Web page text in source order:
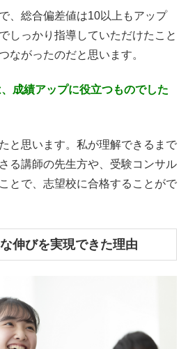
、総合偏差値は10以上もアップ
しっかり指導していただけたこと
ながったのだと思います。
成績アップに役立つものでした
と思います。私が理解できるまで
る講師の先生方や、受験コンサル
とで、志望校に合格することがで
伸びを実現できた理由